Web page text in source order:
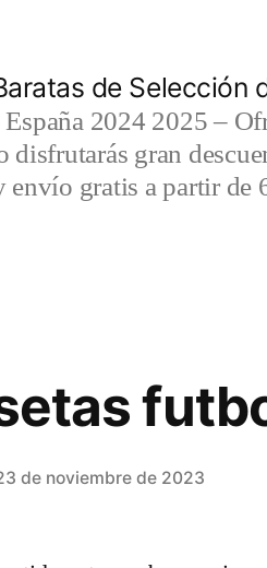
de Selección
2024 2025 –
gran
envío gratis a partir de
de noviembre de 2023